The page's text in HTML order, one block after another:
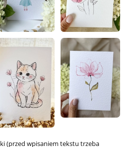
(przed wpisaniem tekstu trzeba